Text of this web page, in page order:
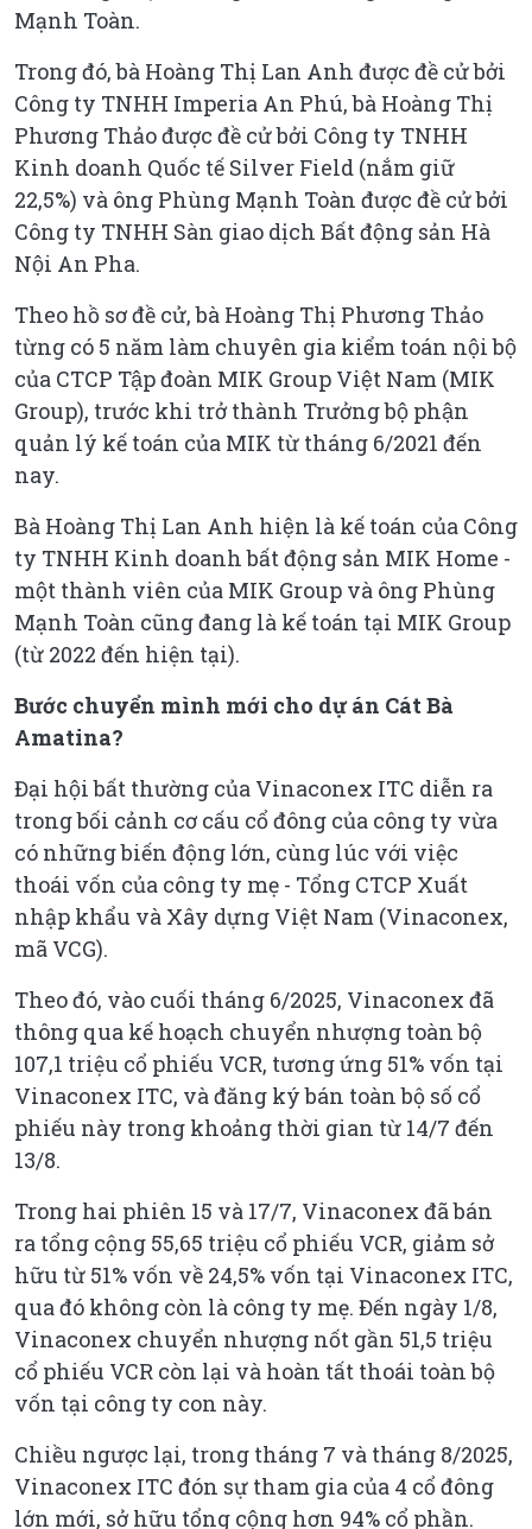
Mạnh Toàn.
Trong đó, bà Hoàng Thị Lan Anh được đề cử bởi
Công ty TNHH Imperia An Phú, bà Hoàng Thị
Phương Thảo được đề cử bởi Công ty TNHH
Kinh doanh Quốc tế Silver Field (nắm giữ
22,5%) và ông Phùng Mạnh Toàn được đề cử bởi
Công ty TNHH Sàn giao dịch Bất động sản Hà
Nội An Pha.
Theo hồ sơ đề cử, bà Hoàng Thị Phương Thảo
từng có 5 năm làm chuyên gia kiểm toán nội bộ
của CTCP Tập đoàn MIK Group Việt Nam (MIK
Group), trước khi trở thành Trưởng bộ phận
quản lý kế toán của MIK từ tháng 6/2021 đến
nay.
Bà Hoàng Thị Lan Anh hiện là kế toán của Công
ty TNHH Kinh doanh bất động sản MIK Home -
một thành viên của MIK Group và ông Phùng
Mạnh Toàn cũng đang là kế toán tại MIK Group
(từ 2022 đến hiện tại).
Bước chuyển mình mới cho dự án Cát Bà
Amatina?
Đại hội bất thường của Vinaconex ITC diễn ra
trong bối cảnh cơ cấu cổ đông của công ty vừa
có những biến động lớn, cùng lúc với việc
thoái vốn của công ty mẹ - Tổng CTCP Xuất
nhập khẩu và Xây dựng Việt Nam (Vinaconex,
mã VCG).
Theo đó, vào cuối tháng 6/2025, Vinaconex đã
thông qua kế hoạch chuyển nhượng toàn bộ
107,1 triệu cổ phiếu VCR, tương ứng 51% vốn tại
Vinaconex ITC, và đăng ký bán toàn bộ số cổ
phiếu này trong khoảng thời gian từ 14/7 đến
13/8.
Trong hai phiên 15 và 17/7, Vinaconex đã bán
ra tổng cộng 55,65 triệu cổ phiếu VCR, giảm sở
hữu từ 51% vốn về 24,5% vốn tại Vinaconex ITC,
qua đó không còn là công ty mẹ. Đến ngày 1/8,
Vinaconex chuyển nhượng nốt gần 51,5 triệu
cổ phiếu VCR còn lại và hoàn tất thoái toàn bộ
vốn tại công ty con này.
Chiều ngược lại, trong tháng 7 và tháng 8/2025,
Vinaconex ITC đón sự tham gia của 4 cổ đông
lớn mới, sở hữu tổng cộng hơn 94% cổ phần.